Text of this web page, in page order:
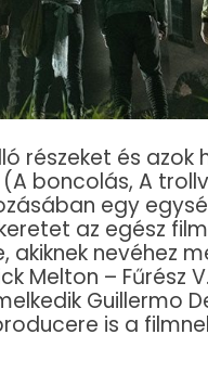
részeket és azok
boncolás, A
egy
az egész
nevéhez
Melton – Fűrész
Guillermo
is a